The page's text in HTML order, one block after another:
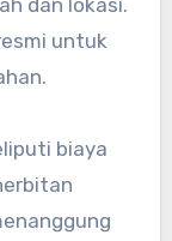
dan lokasi.
untuk
biaya